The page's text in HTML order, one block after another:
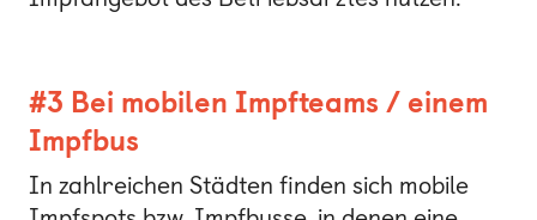
#3 Bei mobilen Impfteams / einem
Impfbus
In zahlreichen Städten finden sich mobile